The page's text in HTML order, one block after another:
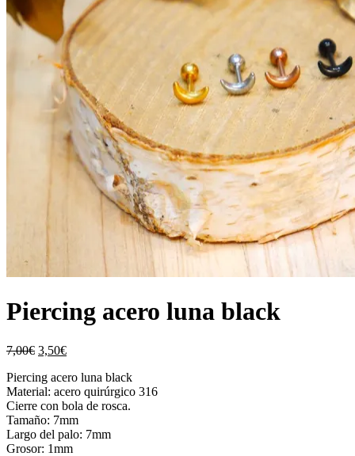
Piercing acero luna black
7,00€ El
original
era:
7,00€.
3,50€El
actual
es:
3,50€.
Piercing acero luna black
Material: acero quirúrgico 316
Cierre con bola de rosca.
Tamaño: 7mm
Largo del palo: 7mm
Grosor: 1mm